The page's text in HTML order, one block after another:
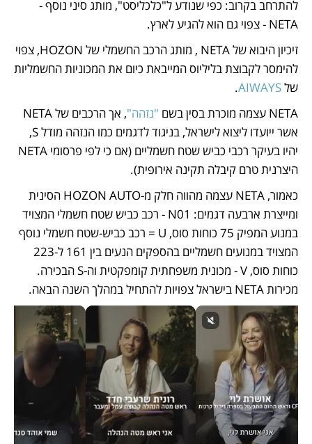
NETA - צפוי גם הוא להגיע לארץ.
של AIWAYS
.
NETA עצמה מוכרת בסין בשם
"נזהה"
היצרנית טרם קיבלה תקינה אירופית).
מכירות NETA בישראל צפויות להתחיל במהלך השנה הבאה.